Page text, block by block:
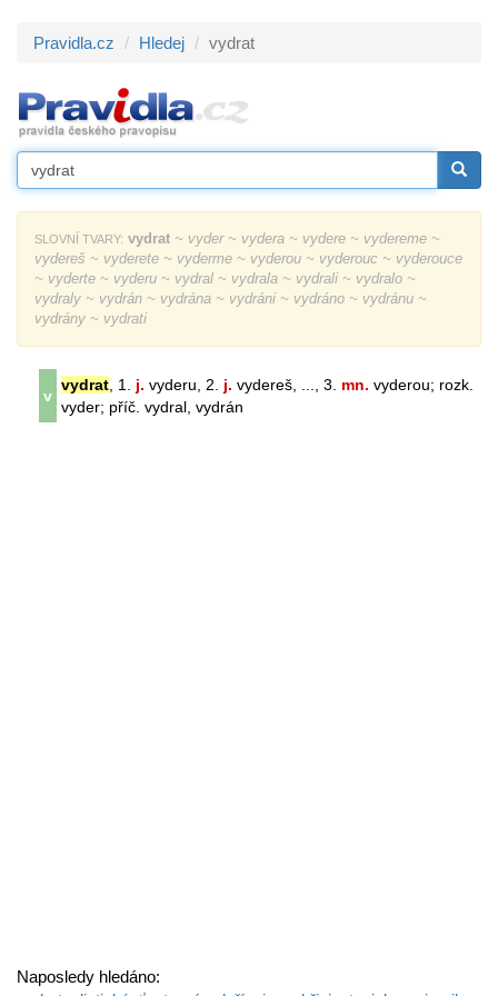
Pravidla.cz Hledej vydrat
SLOVNÍ TVARY: vydrat ~ vyder ~ vydera ~ vydere ~ vydereme ~
vydereš ~ vyderete ~ vyderme ~ vyderou ~ vyderouc ~ vyderouce
~ vyderte ~ vyderu ~ vydral ~ vydrala ~ vydrali ~ vydralo ~
vydraly ~ vydrán ~ vydrána ~ vydráni ~ vydráno ~ vydránu ~
vydrány ~ vydrati
v
vydrat , 1. j. vyderu, 2. j. vydereš, ..., 3. mn. vyderou; rozk.
vyder; příč. vydral, vydrán
Naposledy hledáno: